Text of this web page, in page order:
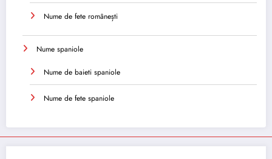
Nume de fete românești
Nume spaniole
Nume de baieti spaniole
Nume de fete spaniole